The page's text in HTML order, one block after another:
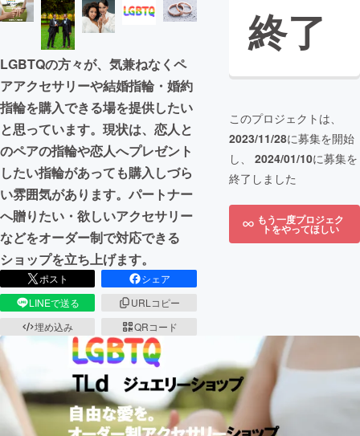
LGBTQの方々が、気兼ねなくペ
アアクセサリーや結婚指輪・婚約
指輪を購入できる場を提供したい
と思っています。現状は、恋人と
のペアの指輪や恋人へプレゼント
したい指輪があっても購入しづら
い雰囲気があります。パートナー
へ贈りたい・欲しいアクセサリー
などをオーダー制で対応できる
ショップを立ち上げます。
ポスト
シェア
LINEで送る
URLコピー
埋め込み
QRコード
終了
このプロジェクトは、
2023/11/28に募集を開始
し、 2024/01/10に募集を
終了しました
もう一度プロジェク
トをやってほしい